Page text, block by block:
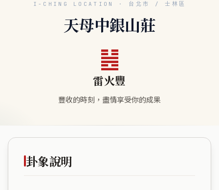
I-CHING LOCATION · 台北市 / 士林區
天母中銀山莊
䷶
雷火豐
豐收的時刻，盡情享受你的成果
卦象說明